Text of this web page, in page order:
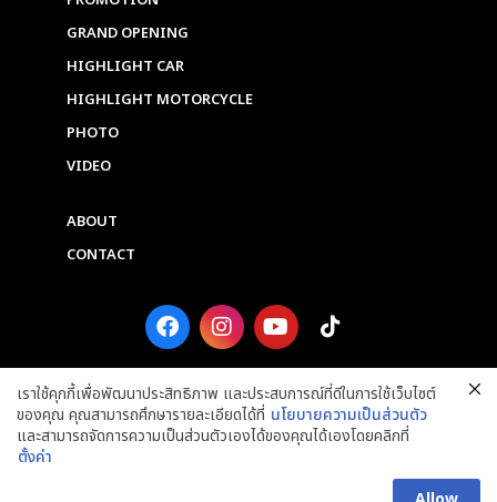
GRAND OPENING
HIGHLIGHT CAR
HIGHLIGHT MOTORCYCLE
PHOTO
VIDEO
ABOUT
CONTACT
F
a
c
e
b
o
o
I
n
s
t
a
g
r
Y
o
u
t
u
b
e
T
i
k
t
o
k
เราใช้คุกกี้เพื่อพัฒนาประสิทธิภาพ และประสบการณ์ที่ดีในการใช้เว็บไซต์
ของคุณ คุณสามารถศึกษารายละเอียดได้ที่ นโยบายความเป็นส่วนตัว
และสามารถจัดการความเป็นส่วนตัวเองได้ของคุณได้เองโดยคลิกที่
ตั้งค่า